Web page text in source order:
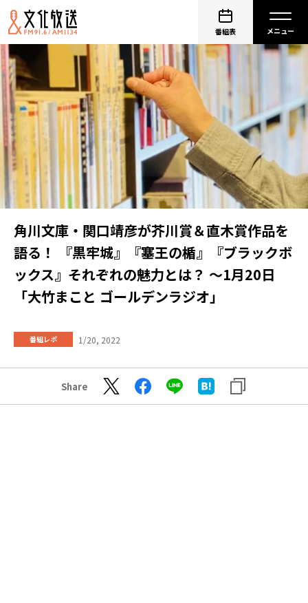
番組表
角川文庫・関口靖彦が芥川賞＆直木賞作品を
語る！ 『黒牢城』『塞王の楯』『ブラックボ
ックス』それぞれの魅力とは？ 〜1月20日
「大竹まこと ゴールデンラジオ」
番組レポ 1/20, 2022
Share